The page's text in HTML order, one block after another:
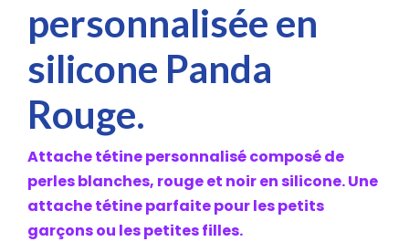
personnalisée en
silicone Panda
Rouge.
Attache tétine personnalisé composé de
perles blanches, rouge et noir en silicone. Une
attache tétine parfaite pour les petits
garçons ou les petites filles.